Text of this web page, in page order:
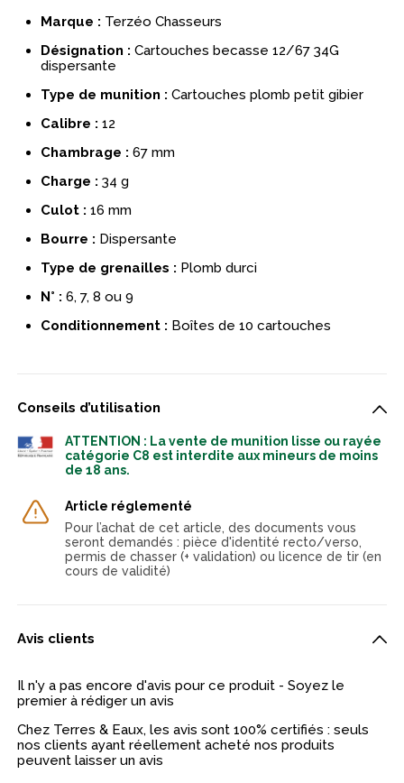
Marque : Terzéo Chasseurs
Désignation : Cartouches becasse 12/67 34G
dispersante
Type de munition : Cartouches plomb petit gibier
Calibre : 12
Chambrage : 67 mm
Charge : 34 g
Culot : 16 mm
Bourre : Dispersante
Type de grenailles : Plomb durci
N° : 6, 7, 8 ou 9
Conditionnement : Boîtes de 10 cartouches
Conseils d’utilisation
ATTENTION : La vente de munition lisse ou rayée
catégorie C8 est interdite aux mineurs de moins
de 18 ans.
Article réglementé
Pour l’achat de cet article, des documents vous
seront demandés : pièce d'identité recto/verso,
permis de chasser (+ validation) ou licence de tir (en
cours de validité)
Avis clients
Il n'y a pas encore d'avis pour ce produit - Soyez le
premier à rédiger un avis
Chez Terres & Eaux, les avis sont 100% certifiés : seuls
nos clients ayant réellement acheté nos produits
peuvent laisser un avis